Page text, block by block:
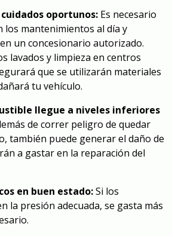
oportunos: Es necesario
los mantenimientos al día y
un concesionario autorizado.
lavados y limpieza en centros
que se utilizarán materiales
tu vehículo.
llegue a niveles inferiores
de correr peligro de quedar
también puede generar el daño de
a gastar en la reparación del
en buen estado:Si los
la presión adecuada, se gasta más